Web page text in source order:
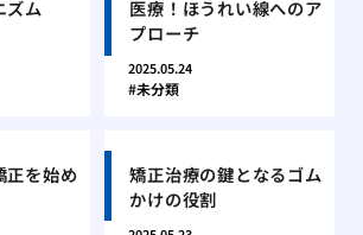
ズム
医療！ほうれい線へのア
プローチ
2025.05.24
未分類
正を始め
矯正治療の鍵となるゴム
かけの役割